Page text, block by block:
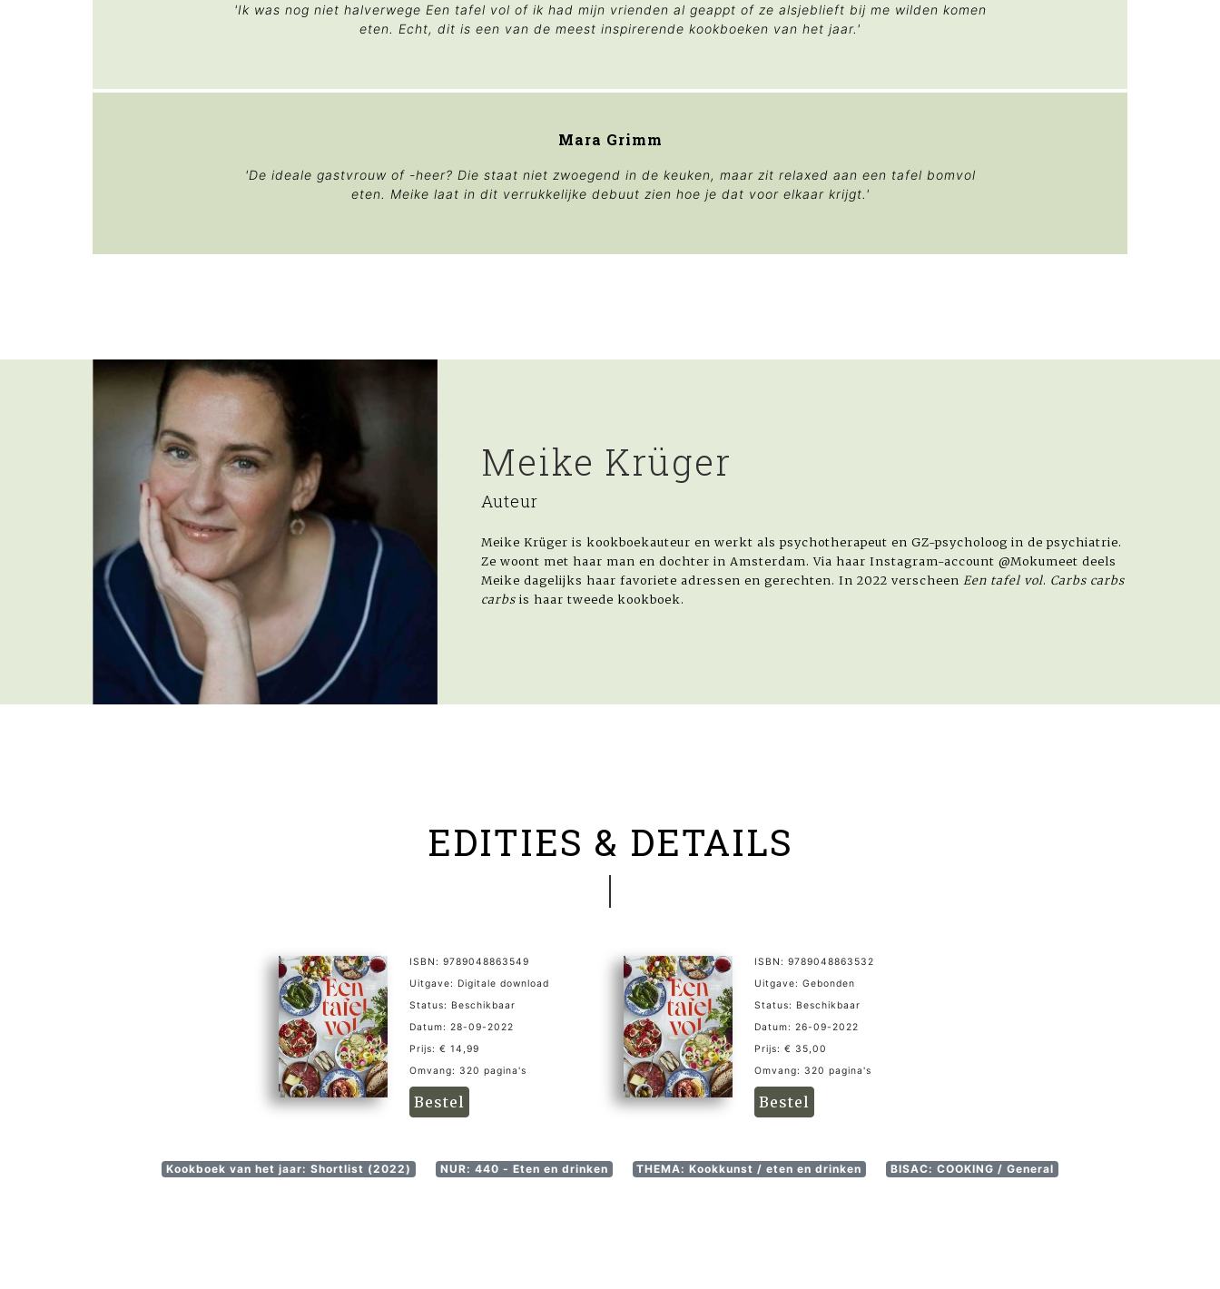
'Ik was nog niet halverwege Een tafel vol of ik had mijn vrienden al geappt of ze alsjeblieft bij me wilden komen
eten. Echt, dit is een van de meest inspirerende kookboeken van het jaar.'
Mara Grimm
'De ideale gastvrouw of -heer? Die staat niet zwoegend in de keuken, maar zit relaxed aan een tafel bomvol
eten. Meike laat in dit verrukkelijke debuut zien hoe je dat voor elkaar krijgt.'
Meike Krüger
Auteur
Meike Krüger is kookboekauteur en werkt als psychotherapeut en GZ-psycholoog in de psychiatrie.
Ze woont met haar man en dochter in Amsterdam. Via haar Instagram-account @Mokumeet deels
Meike dagelijks haar favoriete adressen en gerechten. In 2022 verscheen Een tafel vol. Carbs carbs
carbs is haar tweede kookboek.
EDITIES & DETAILS
ISBN: 9789048863549
Uitgave: Digitale download
Status: Beschikbaar
Datum: 28-09-2022
Prijs: € 14,99
Omvang: 320 pagina's
Bestel
ISBN: 9789048863532
Uitgave: Gebonden
Status: Beschikbaar
Datum: 26-09-2022
Prijs: € 35,00
Omvang: 320 pagina's
Bestel
Kookboek van het jaar: Shortlist (2022) NUR: 440 - Eten en drinken THEMA: Kookkunst / eten en drinken BISAC: COOKING / General